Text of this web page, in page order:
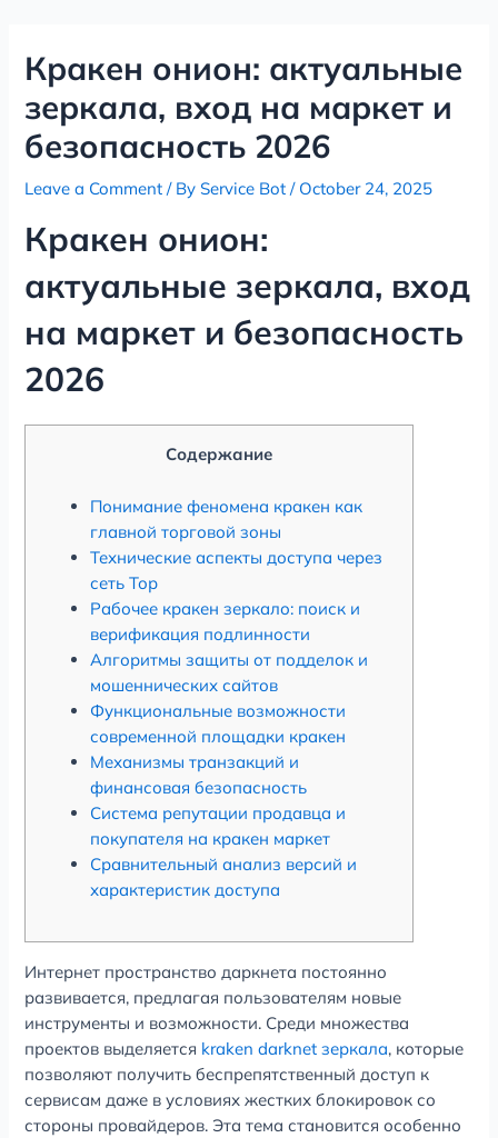
contentКракен онион: актуальные
зеркала, вход на маркет и
безопасность 2026
Leave a Comment / ByService Bot/ October 24, 2025
Кракен онион:
актуальные зеркала, вход
на маркет и безопасность
2026
Содержание
Понимание феномена кракен как
главной торговой зоны
Технические аспекты доступа через
сеть Тор
Рабочее кракен зеркало: поиск и
верификация подлинности
Алгоритмы защиты от подделок и
мошеннических сайтов
Функциональные возможности
современной площадки кракен
Механизмы транзакций и
финансовая безопасность
Система репутации продавца и
покупателя на кракен маркет
Сравнительный анализ версий и
характеристик доступа
Интернет пространство даркнета постоянно
развивается, предлагая пользователям новые
инструменты и возможности. Среди множества
проектов выделяется kraken darknet зеркала, которые
позволяют получить беспрепятственный доступ к
сервисам даже в условиях жестких блокировок со
стороны провайдеров. Эта тема становится особенно